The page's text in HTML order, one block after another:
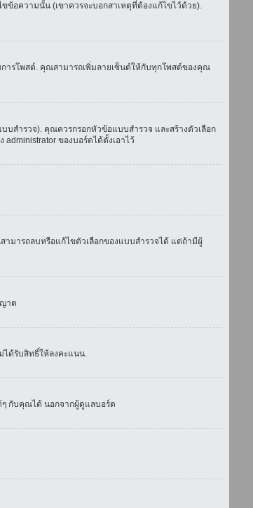
อความนั้น (เขาควรจะบอกสาเหตุที่ต้องแก้ไขไว้ด้วย).
ารโพสต์. คุณสามารถเพิ่มลายเซ็นต์ให้กับทุกโพสต์ของคุณ
ำรวจ). คุณควรกรอกหัวข้อแบบสำรวจ และสร้างตัวเลือก
ของบอร์ดได้ตั้งเอาไว้
มารถลบหรือแก้ไขตัวเลือกของแบบสำรวจได้ แต่ถ้ามีผู้
าต
ได้รับสิทธิ์ให้ลงคะแนน.
กับคุณได้ นอกจากผู้ดูแลบอร์ด